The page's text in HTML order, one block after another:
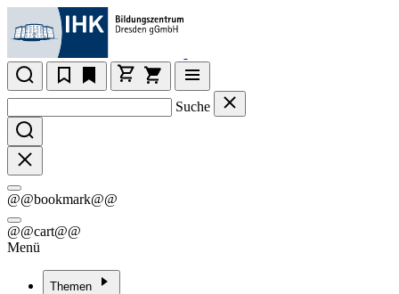
Suche
@@bookmark@@
@@cart@@
Menü
Themen